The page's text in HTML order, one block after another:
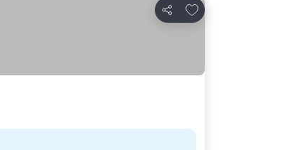
Partilhar
Adicionar aos favoritos